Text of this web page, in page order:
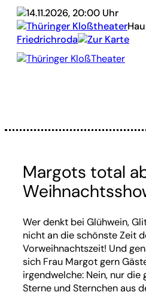
14.11.2026, 20:00 Uhr
Thüringer Kloßtheater
Friedrichroda
Zur Karte
Thüringer KloßTheater
Margots total
Wer denkt bei Glühwein,
nicht an die schönste Zeit
Vorweihnachtszeit! Und
sich Frau Margot gern
irgendwelche: Nein, nur
Sterne und Sternchen aus